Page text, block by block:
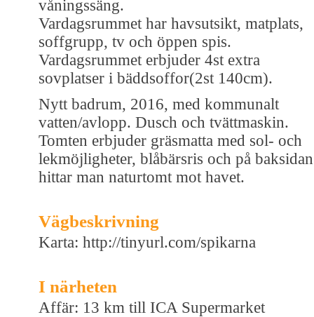
våningssäng.
Vardagsrummet har havsutsikt, matplats,
soffgrupp, tv och öppen spis.
Vardagsrummet erbjuder 4st extra
sovplatser i bäddsoffor(2st 140cm).
Nytt badrum, 2016, med kommunalt
vatten/avlopp. Dusch och tvättmaskin.
Tomten erbjuder gräsmatta med sol- och
lekmöjligheter, blåbärsris och på baksidan
hittar man naturtomt mot havet.
Vägbeskrivning
Karta: http://tinyurl.com/spikarna
I närheten
Affär: 13 km till ICA Supermarket